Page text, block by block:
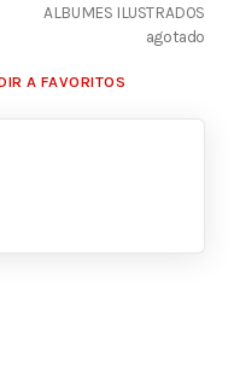
ALBUMES ILUSTRADOS
agotado
A FAVORITOS